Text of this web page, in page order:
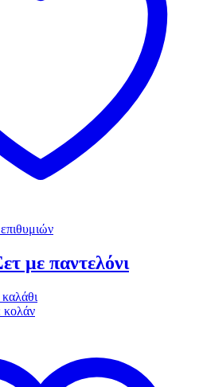
με παντελόνι